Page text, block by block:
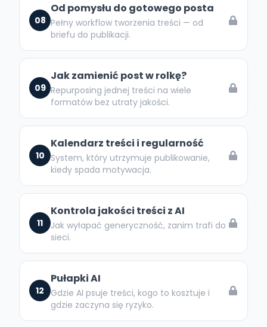
08
Od pomysłu do gotowego posta
Pełny workflow tworzenia treści — od
briefu do publikacji.
09
Jak zamienić post w rolkę?
Repurposing jednej treści na wiele
formatów bez utraty jakości.
10
Kalendarz treści i regularność
System, który utrzymuje publikowanie,
kiedy spada motywacja.
11
Kontrola jakości treści z AI
Jak wyłapać generyczność, zanim trafi do
sieci.
12
Pułapki AI
Gdzie AI psuje treści, kogo to kosztuje i
gdzie zaczyna się ryzyko.